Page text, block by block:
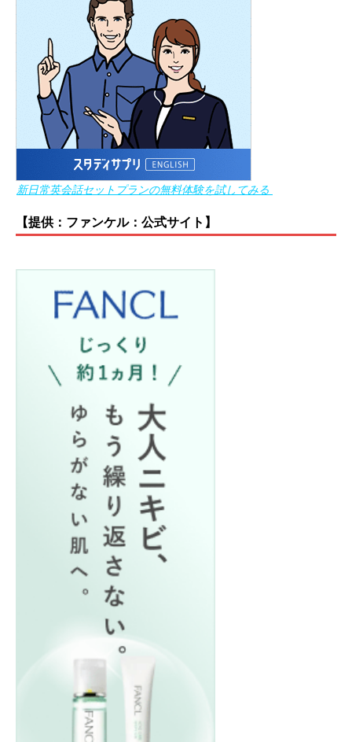
新日常英会話セットプランの無料体験を試してみる
【提供：ファンケル：公式サイト】